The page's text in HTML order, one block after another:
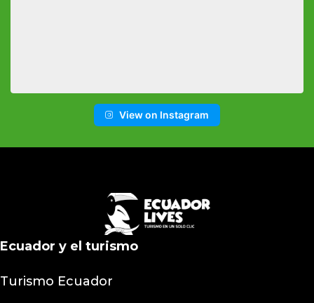
View on Instagram
Ecuador y el turismo
Turismo Ecuador